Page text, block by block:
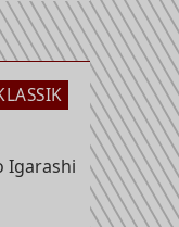
Igarashi